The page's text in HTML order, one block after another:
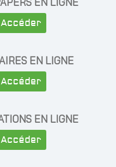
Accéder
EN LIGNE
Accéder
EN LIGNE
Accéder